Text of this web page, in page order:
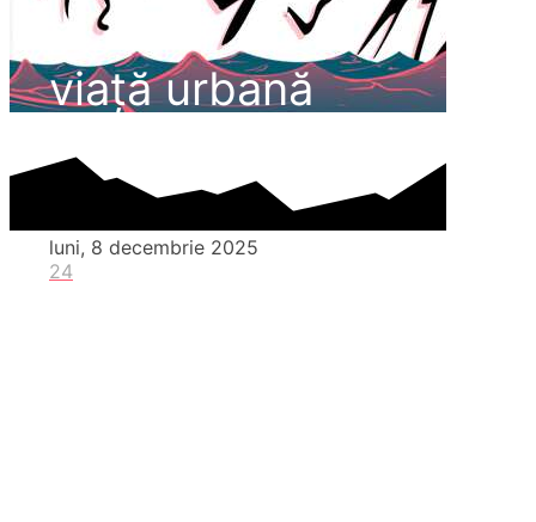
viaţă urbană
luni, 8 decembrie 2025
24